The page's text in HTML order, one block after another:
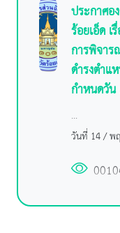
ประกาศอ
ร้อยเอ็ด เ
การพิจาร
ดำรงตำแ
กำหนดวัน
...
วันที่ 14 / พ